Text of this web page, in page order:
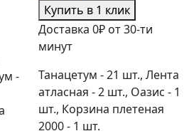
-
Купить в 1 клик
Доставка 0₽ от 30-ти
минут
Танацетум - 21 шт., Лента
атласная - 2 шт., Оазис - 1
шт., Корзина плетеная
2000 - 1 шт.